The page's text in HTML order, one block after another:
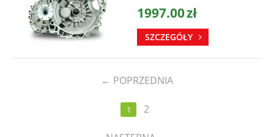
1997.00zł
SZCZEGÓŁY
← POPRZEDNIA
1 2